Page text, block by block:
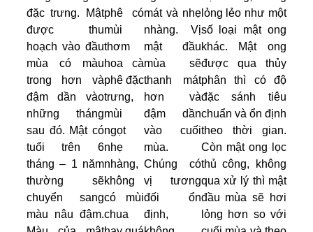
đặc trưng. Mật
được thu
hoạch vào đầu
mùa có màu
trong hơn và
đậm dần vào
những tháng
sau đó. Mật có
tuổi trên 6
tháng – 1 năm
thường sẽ
chuyển sang
màu nâu đậm.
phê có
mùi
thơm
hoa cà
phê đặc
trưng,
mùi
ngọt
nhẹ
nhàng,
không
có mùi
chua
mát và nhẹ
nhàng. Vị
mật đầu
mùa sẽ
thanh mát
hơn và
đậm dần
vào cuối
mùa.
Chúng có
vị tương
đối ổn
định,
lỏng lẻo như một
số loại mật ong
khác. Mật ong
được qua thủy
phân thì có độ
đặc sánh tiêu
chuẩn và ổn định
theo thời gian.
Còn mật ong lọc
thủ công, không
qua xử lý thì mật
đầu mùa sẽ hơi
lỏng hơn so với